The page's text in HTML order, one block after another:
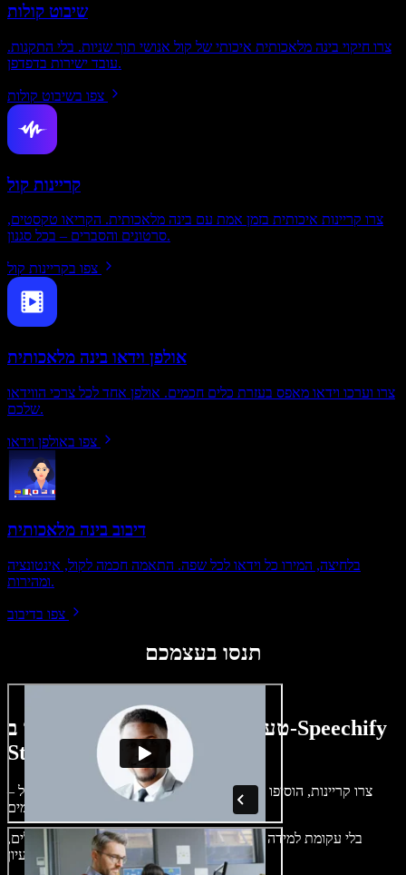
שיבוט קולות
צרו חיקוי בינה מלאכותית איכותי של קול אנושי תוך שניות. בלי התקנות.
עובד ישירות בדפדפן.
צפו בשיבוט קולות
קריינות קול
צרו קריינות איכותית בזמן אמת עם בינה מלאכותית. הקריאו טקסטים,
סרטונים והסברים – בכל סגנון.
צפו בקריינות קול
אולפן וידאו בינה מלאכותית
צרו וערכו וידאו מאפס בעזרת כלים חכמים. אולפן אחד לכל צרכי הווידאו
שלכם.
צפו באולפן וידאו
דיבוב בינה מלאכותית
בלחיצה, המירו כל וידאו לכל שפה. התאמה חכמה לקול, אינטונציה
ומהירות.
צפו בדיבוב
תנסו בעצמכם
טעימה קטנה ממה שתוכלו ליצור ב-Speechify
Studio.
צרו קריינות, הוסיפו תמונות ללא זכויות, אודיו, סרטונים ושיבוט קול –
בלי עקומת למידה – הכול זמין בדפדפן. יוצרי תוכן כבר לא מוגבלים,